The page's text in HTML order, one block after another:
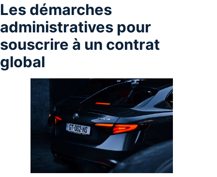
Les démarches
administratives pour
souscrire à un contrat
global